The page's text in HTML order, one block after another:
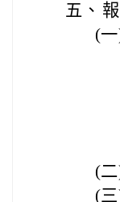
五、
(
(
(